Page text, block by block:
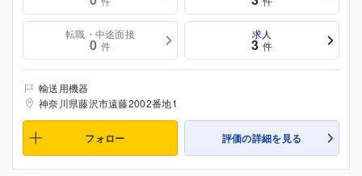
転職・中途面接
0 件
求人
3 件
輸送用機器
神奈川県藤沢市遠藤2002番地1
フォロー 評価の詳細を見る